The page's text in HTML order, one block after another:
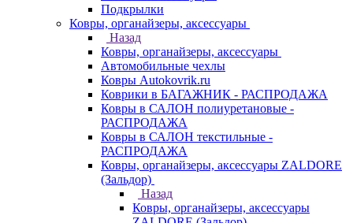
Подкрылки
Ковры, органайзеры, аксессуары
Назад
Ковры, органайзеры, аксессуары
Автомобильные чехлы
Ковры Autokovrik.ru
Коврики в БАГАЖНИК - РАСПРОДАЖА
Ковры в САЛОН полиуретановые -
РАСПРОДАЖА
Ковры в САЛОН текстильные -
РАСПРОДАЖА
Ковры, органайзеры, аксессуары ZALDORE
(Зальдор)
Назад
Ковры, органайзеры, аксессуары